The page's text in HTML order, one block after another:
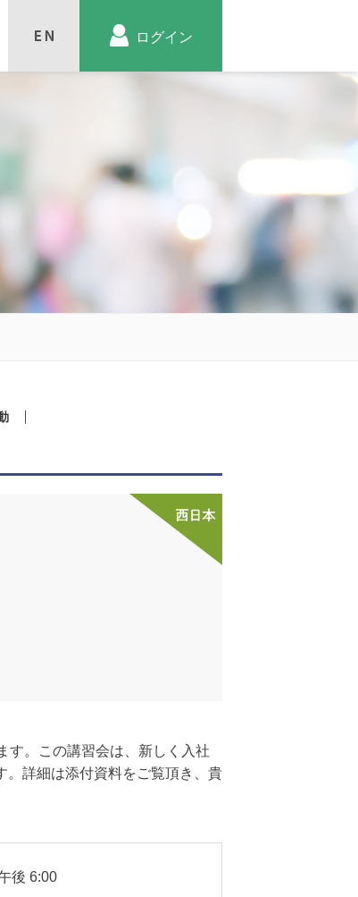
ログイン
す。この講習会は、新しく入社
。詳細は添付資料をご覧頂き、貴
後 6:00